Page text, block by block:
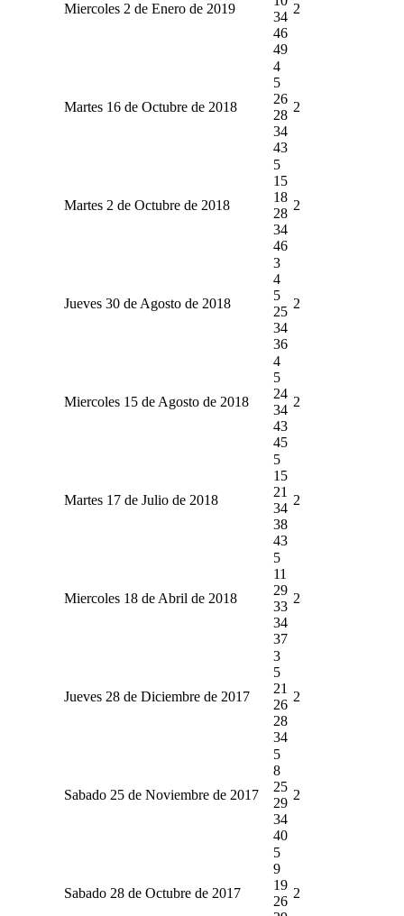
Miercoles 2 de Enero de 2019
34
46
49
2
Martes 16 de Octubre de 2018
4
5
26
28
34
43
2
Martes 2 de Octubre de 2018
5
15
18
28
34
46
2
Jueves 30 de Agosto de 2018
3
4
5
25
34
36
2
Miercoles 15 de Agosto de 2018
4
5
24
34
43
45
2
Martes 17 de Julio de 2018
5
15
21
34
38
43
2
Miercoles 18 de Abril de 2018
5
11
29
33
34
37
2
Jueves 28 de Diciembre de 2017
3
5
21
26
28
34
2
Sabado 25 de Noviembre de 2017
5
8
25
29
34
40
2
Sabado 28 de Octubre de 2017
5
9
19
26
2